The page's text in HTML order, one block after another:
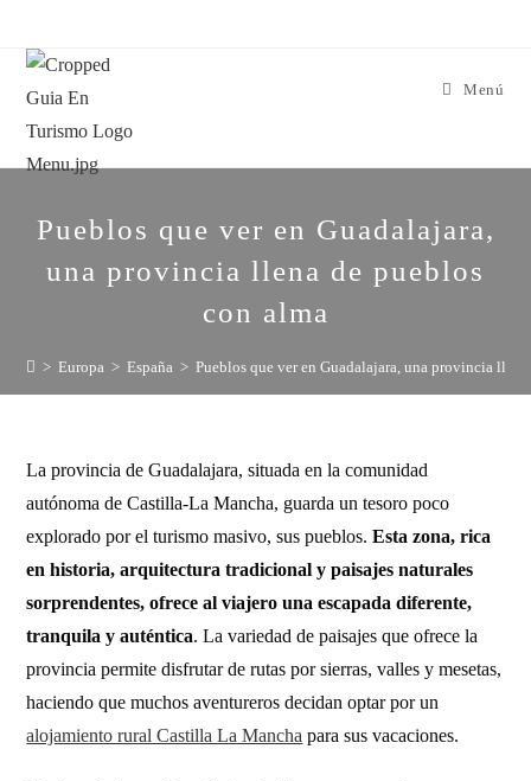
Menú
Pueblos que ver en Guadalajara,
una provincia llena de pueblos
con alma
> Europa > España > Pueblos que ver en Guadalajara, una provincia
La provincia de Guadalajara, situada en la comunidad
autónoma de Castilla-La Mancha, guarda un tesoro poco
explorado por el turismo masivo, sus pueblos.Esta zona, rica
en historia, arquitectura tradicional y paisajes naturales
sorprendentes, ofrece al viajero una escapada diferente,
tranquila y auténtica. La variedad de paisajes que ofrece la
provincia permite disfrutar de rutas por sierras, valles y mesetas,
haciendo que muchos aventureros decidan optar por un
alojamiento rural Castilla La Mancha para sus vacaciones.